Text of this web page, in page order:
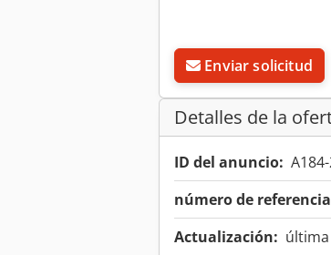
Enviar solicitud
Detalles de la
ID del anuncio:
número de
Actualización: última